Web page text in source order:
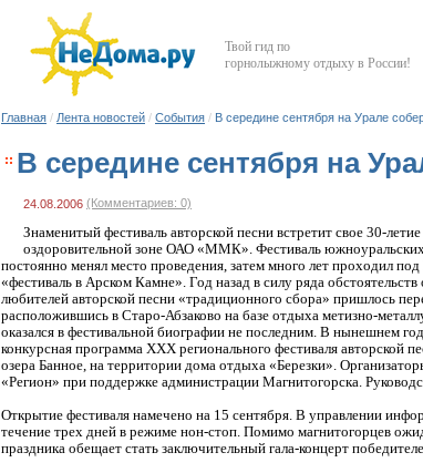
Твой гид по
горнолыжному отдыху в России!
Главная / Лента новостей / События / В середине сентября на Урале
В середине сентября на
24.08.2006 (Комментариев: 0)
Знаменитый фестиваль авторской песни встретит свое 30-
оздоровительной зоне ОАО «ММК». Фестиваль
постоянно менял место проведения, затем много лет проходил
«фестиваль в Арском Камне». Год назад в силу ряда
любителей авторской песни «традиционного сбора» пришлось
расположившись в Старо-Абзаково на базе отдыха метизно-
оказался в фестивальной биографии не последним. В нынешнем
конкурсная программа ХХХ регионального фестиваля авторской
озера Банное, на территории дома отдыха «Березки».
«Регион» при поддержке администрации Магнитогорска.
Открытие фестиваля намечено на 15 сентября. В управлении
течение трех дней в режиме нон-стоп. Помимо магнитогорцев
праздника обещает стать заключительный гала-концерт